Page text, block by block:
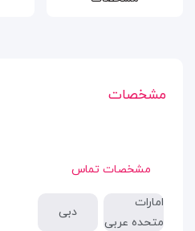
مشخصات
مشخصات تماس
امارات
متحده عربی
دبی